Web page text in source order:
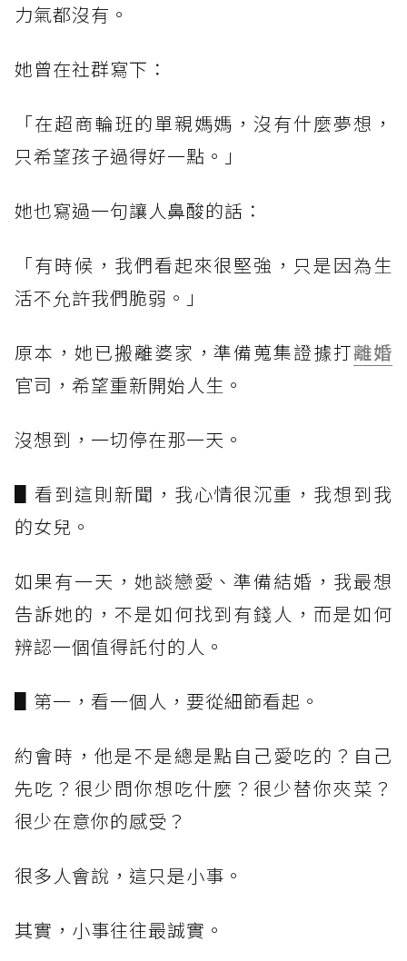
力氣都沒有。
她曾在社群寫下：
「在超商輪班的單親媽媽，沒有什麼夢想，
只希望孩子過得好一點。」
她也寫過一句讓人鼻酸的話：
「有時候，我們看起來很堅強，只是因為生
活不允許我們脆弱。」
原本，她已搬離婆家，準備蒐集證據打離婚
官司，希望重新開始人生。
沒想到，一切停在那一天。
▋看到這則新聞，我心情很沉重，我想到我
的女兒。
如果有一天，她談戀愛、準備結婚，我最想
告訴她的，不是如何找到有錢人，而是如何
辨認一個值得託付的人。
▋第一，看一個人，要從細節看起。
約會時，他是不是總是點自己愛吃的？自己
先吃？很少問你想吃什麼？很少替你夾菜？
很少在意你的感受？
很多人會說，這只是小事。
其實，小事往往最誠實。